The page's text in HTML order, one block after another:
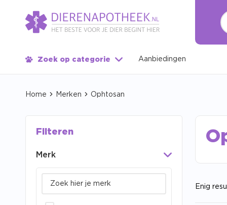
Zoek op categorie Aanbiedingen
Home Merken Ophtosan
Filteren
Merk
Enig